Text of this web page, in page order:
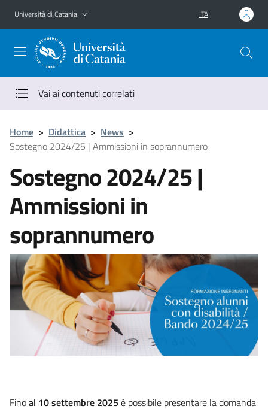
Vai al contenuto principale
Vai al menu di navigazione
Università di Catania ITA
Vai ai contenuti correlati
Home > Didattica > News >
Sostegno 2024/25 | Ammissioni in soprannumero
Sostegno 2024/25 |
Ammissioni in
soprannumero
Finoal 10 settembre 2025 è possibile presentare la domanda